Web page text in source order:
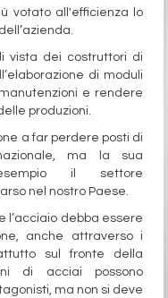
votato all'efficienza lo
vista dei costruttori di
di moduli
e rendere
produzioni.
a far perdere posti di
ma la sua
il settore
nel nostro Paese.
l’acciaio debba essere
anche attraverso i
sul fronte della
di acciai possono
ma non si deve